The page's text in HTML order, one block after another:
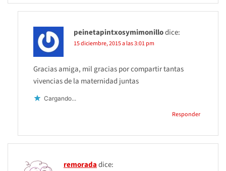
peinetapintxosymimonillodice:
15 diciembre, 2015 a las 3:01 pm
Gracias amiga, mil gracias por compartir tantas
vivencias de la maternidad juntas
Cargando...
Responder
remoradadice: